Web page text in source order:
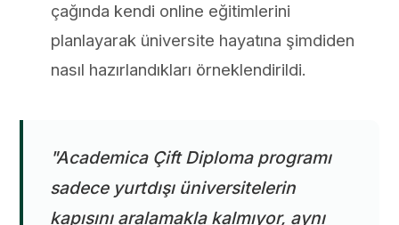
çağında kendi online eğitimlerini
planlayarak üniversite hayatına şimdiden
nasıl hazırlandıkları örneklendirildi.
"Academica Çift Diploma programı
sadece yurtdışı üniversitelerin
kapısını aralamakla kalmıyor, aynı